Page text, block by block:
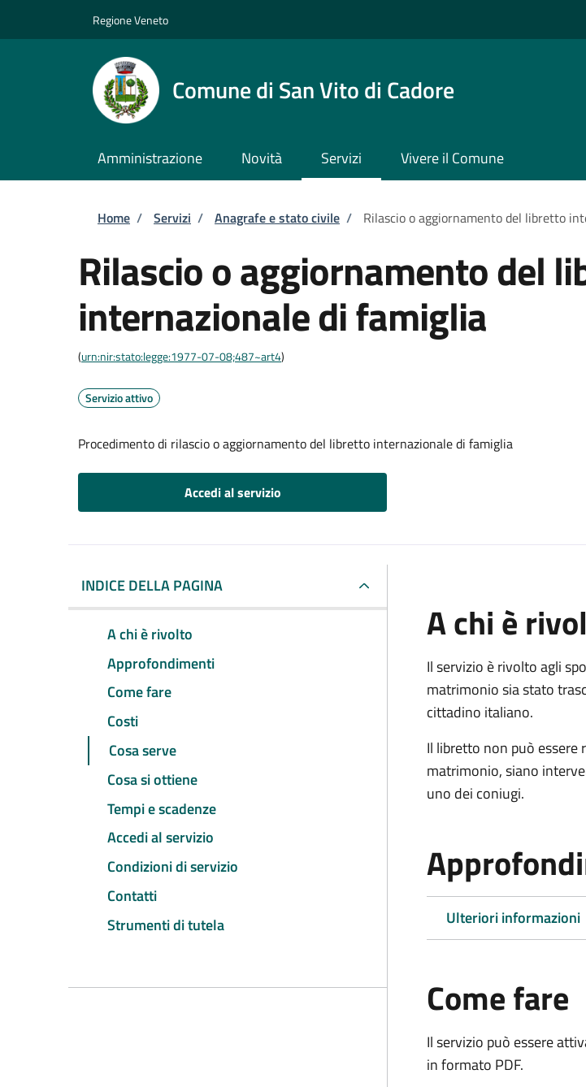
Regione Veneto
Comune di San Vito di Cadore
Amministrazione Novità Servizi Vivere il Comune
Briciole di pane
Home / Servizi / Anagrafe e stato civile / Rilascio o aggiornamento del libretto
Rilascio o aggiornamento del
internazionale di famiglia
(urn:nir:stato:legge:1977-07-08;487~art4)
Servizio attivo
Procedimento di rilascio o aggiornamento del libretto internazionale di famiglia
Accedi al servizio
INDICE DELLA PAGINA
A chi è rivolto
Approfondimenti
Come fare
Costi
Cosa serve
Cosa si ottiene
Tempi e scadenze
Accedi al servizio
Condizioni di servizio
Contatti
Strumenti di tutela
A chi è
Il servizio è rivolto agli
matrimonio sia stato
cittadino italiano.
Il libretto non può essere
matrimonio, siano
uno dei coniugi.
Ulteriori informazioni
Come fare
Il servizio può essere
in formato PDF.